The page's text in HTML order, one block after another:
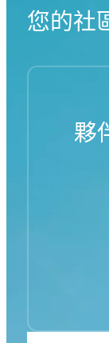
您的社
夥